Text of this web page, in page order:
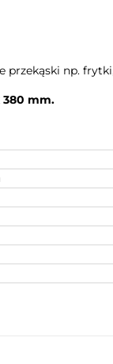
np.
380 mm.